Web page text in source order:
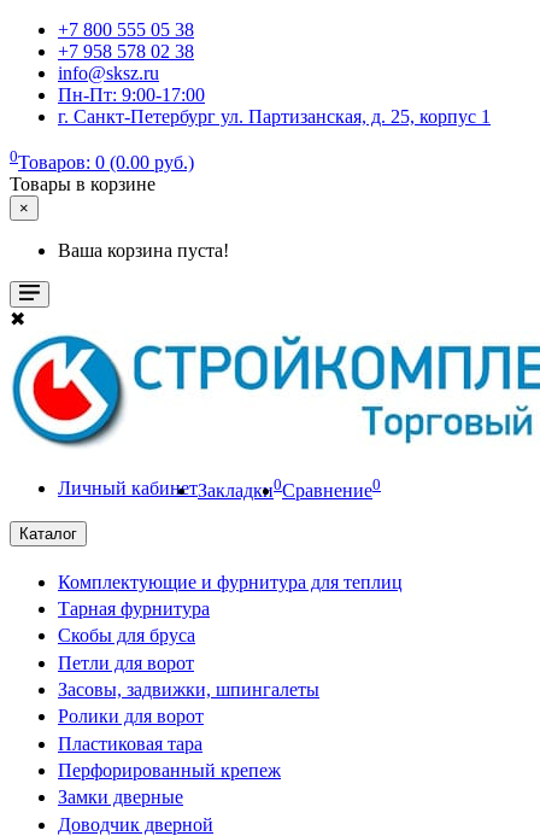
+7 800 555 05 38
+7 958 578 02 38
info@sksz.ru
Пн-Пт: 9:00-17:00
г. Санкт-Петербург ул. Партизанская, д. 25, корпус 1
0Товаров: 0 (0.00 руб.)
Товары в корзине
×
Ваша корзина пуста!
✖
Личный кабинетЗакладки0Сравнение0
Каталог
Комплектующие и фурнитура для теплиц
Тарная фурнитура
Скобы для бруса
Петли для ворот
Засовы, задвижки, шпингалеты
Ролики для ворот
Пластиковая тара
Перфорированный крепеж
Замки дверные
Доводчик дверной